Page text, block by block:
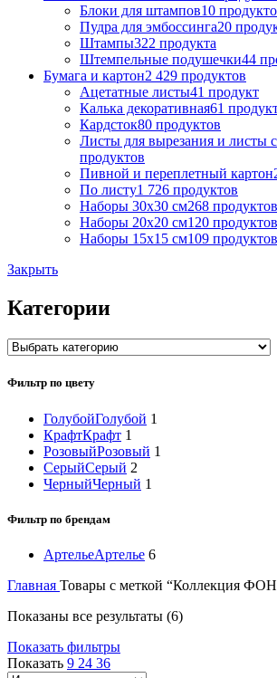
Блоки для штампов10
Пудра для эмбоссинга20
Штампы322 продукта
Штемпельные подушечки44
Бумага и картон2 429 продуктов
Ацетатные листы41 продукт
Калька декоративная61
Кардсток80 продуктов
Листы для вырезания и листы
продуктов
Пивной и переплетный картон
По листу1 726 продуктов
Наборы 30х30 см268 продуктов
Наборы 20х20 см120 продуктов
Наборы 15х15 см109 продуктов
Закрыть
Категории
Фильтр по цвету
ГолубойГолубой 1
КрафтКрафт 1
РозовыйРозовый 1
СерыйСерый 2
ЧерныйЧерный 1
Фильтр по брендам
АртельеАртелье 6
Главная Товары с меткой “Коллекция
Показаны все результаты (6)
Показать фильтры
Показать 9 24 36